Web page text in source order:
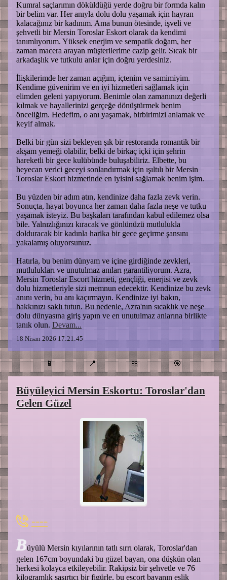
Kumral saçlarımın döküldüğü yerde doğru bir formda kalın
bir belim var. Her anıyla dolu dolu yaşamak için hayran
kalacağınız bir kadınım. Ama bunun ötesinde, işveli ve
şehvetli bir Mersin Toroslar Eskort olarak da kendimi
tanımlıyorum. Yüksek enerjim ve sempatik doğam, her
zaman macera arayan müşterilerime cazip gelir. Sıcak bir
arkadaşlık ve tutkulu anlar için doğru yerdesiniz.
İlişkilerimde her zaman açığım, içtenim ve samimiyim.
Kendime güvenirim ve en iyi hizmetleri sağlamak için
elimden geleni yapıyorum. Benimle olan zamanınızı değerli
kılmak ve hayallerinizi gerçeğe dönüştürmek benim
önceliğim. Hedefim, o anı yaşamak, birbirimizi anlamak ve
keyif almak.
Belki bir gün sizi bekleyen şık bir restoranda romantik bir
akşam yemeği olabilir, belki de birkaç içki için şehrin
hareketli bir gece kulübünde buluşabiliriz. Elbette, bu
heyecan verici geceyi sonlandırmak için ışıltılı bir Mersin
Toroslar Eskort hizmetinde en iyisini sağlamak benim işim.
Bu yüzden bir adım atın, kendinize daha fazla zevk verin.
Sonuçta, hayat boyunca her zaman daha fazla neşe ve tutku
yaşamak isteyiz. Bu başkaları tarafından kabul edilemez olsa
bile. Yalnızlığınızı kıracak ve gönlünüzü mutlulukla
dolduracak bir kadınla harika bir gece geçirme şansını
yakalamış oluyorsunuz.
Hatırla, bu benim dünyam ve içine girdiğinde zevkleri,
mutlulukları ve unutulmaz anıları garantiliyorum. Azra,
Mersin Toroslar Escort hizmeti, gençliği, enerjisi ve zevk
dolu hizmetleriyle sizi memnun edecektir. Kendinize bu zevk
anını verin, bu anı kaçırmayın. Kendinize iyi bakın,
hakkınızı saklı tutun. Bu nedenle, Azra'nın sıcaklık ve neşe
dolu dünyasına giriş yapın ve en unutulmaz anlarına birlikte
tanık olun. Devam...
18 Nisan 2026 17:21:45
📱 📍 🎀 🎯
Büyüleyici Mersin Eskortu: Toroslar'dan
Gelen Güzel
----
Büyülü Mersin kıyılarının tatlı sırrı olarak, Toroslar'dan
gelen 167cm boyundaki bu güzel bayan, ona düşkün olan
herkesi kolayca etkileyebilir. Rakipsiz bir şehvetle ve 76
kilogramlık şaşırtıcı bir figürle, bu escort bayanın eşlik